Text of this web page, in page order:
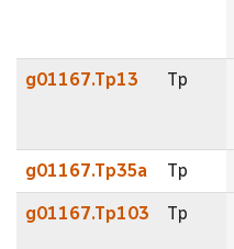
g01167.Tp13 Tp
g01167.Tp35a Tp
g01167.Tp103 Tp